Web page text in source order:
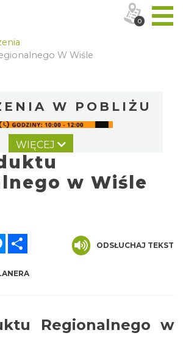
W Wiśle
W POBLIŻU
- wyrób masła i sera w
WIĘCEJ
w Wiśle
Messenger
ODSŁUCHAJ TEKST
Regionalnego w
0